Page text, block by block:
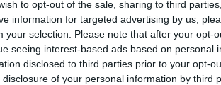
to opt-out of the sale, sharing to third
information for targeted advertising by us,
your selection. Please note that after your opt-
seeing interest-based ads based on personal
disclosed to third parties prior to your opt-
of your personal information by third